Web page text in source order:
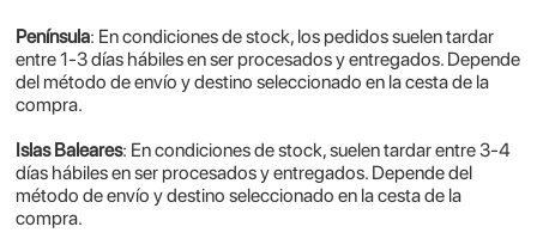
Península: En condiciones de stock, los pedidos suelen tardar
entre 1-3 días hábiles en ser procesados y entregados. Depende
del método de envío y destino seleccionado en la cesta de la
compra.
Islas Baleares: En condiciones de stock, suelen tardar entre 3-4
días hábiles en ser procesados y entregados. Depende del
método de envío y destino seleccionado en la cesta de la
compra.